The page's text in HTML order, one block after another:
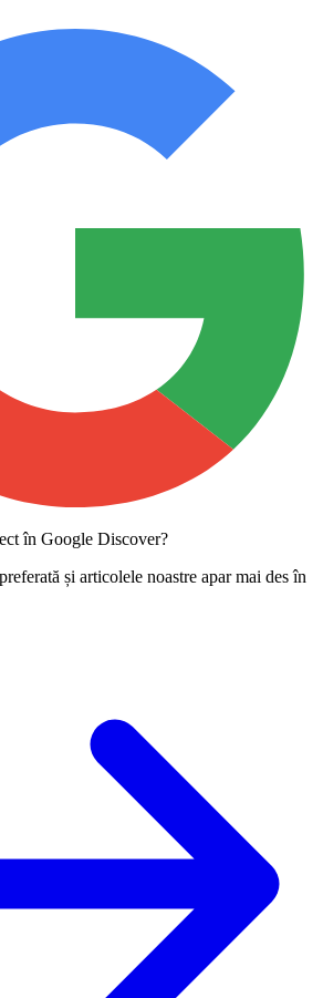
în Google Discover?
și articolele noastre apar mai des în